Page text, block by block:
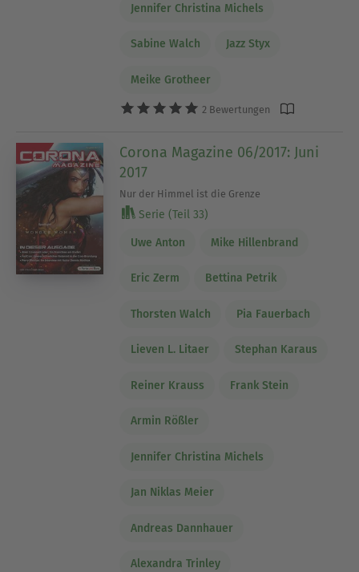
Jennifer Christina Michels
Sabine Walch Jazz Styx
Meike Grotheer
2 Bewertungen
Corona Magazine 06/2017: Juni
2017
Nur der Himmel ist die Grenze
Serie (Teil 33)
Uwe Anton Mike Hillenbrand
Eric Zerm Bettina Petrik
Thorsten Walch Pia Fauerbach
Lieven L. Litaer Stephan Karaus
Reiner Krauss Frank Stein
Armin Rößler
Jennifer Christina Michels
Jan Niklas Meier
Andreas Dannhauer
Alexandra Trinley